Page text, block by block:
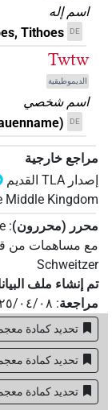
اسم إله
DE
Tithoes
Twtw
الديموطيقية
اسم شخصي
DE
مراجع خارجية
إصدار‏ ‏TLA‏ القديم
Middle Kingdom
محرر (محررون):
مع مساهمات من
Schweitzer
تم إنشاء ملف
مراجعة: ٢٠٢٥/
تحديد كمادة
تحديد كمادة
تحديد كمادة